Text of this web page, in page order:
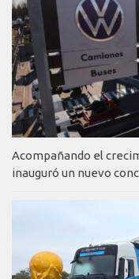
Acompañando el
inauguró un nuevo